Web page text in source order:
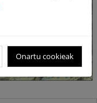
Onartu cookieak